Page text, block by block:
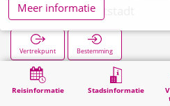
Reisinformatie Stadsinformatie
Oberbruch Altstadt
Vertrekpunt Bestemming
Zoekopracht Oberbruch Altstadt
Meer informatie